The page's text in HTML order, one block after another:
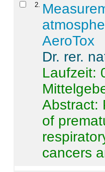
2
AeroTox
Dr. rer.
Laufzeit:
Abstract:
of
cancers